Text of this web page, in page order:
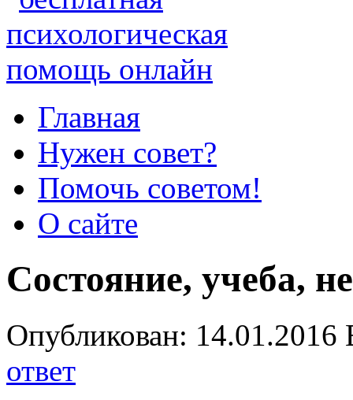
Главная
Нужен совет?
Помочь советом!
О сайте
Состояние, учеба,
Опубликован:
ответ